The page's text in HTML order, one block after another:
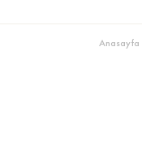
Anasayfa